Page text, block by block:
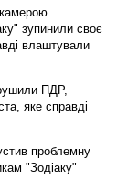
камерою
зупинили своє
влаштували
ПДР,
яке справді
проблемну
"Зодіаку"